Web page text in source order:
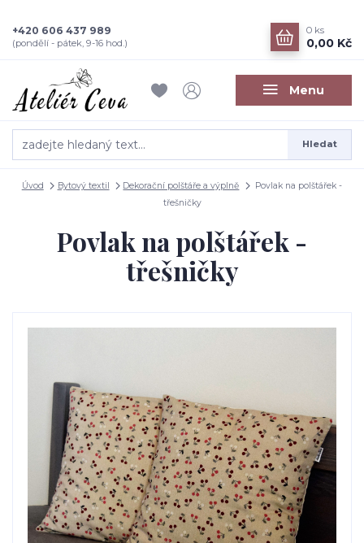
Menu
Hledat
+420 606 437 989
(pondělí - pátek, 9-16 hod.)
0 ks
0,00 Kč
Úvod Bytový textil Dekorační polštáře a výplně
Povlak na polštářek -
třešničky
Povlak na polštářek -
třešničky